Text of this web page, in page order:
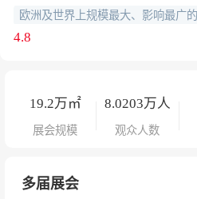
4.8
19.2万㎡
展会规模
8.0203万人
观众人数
多届展会